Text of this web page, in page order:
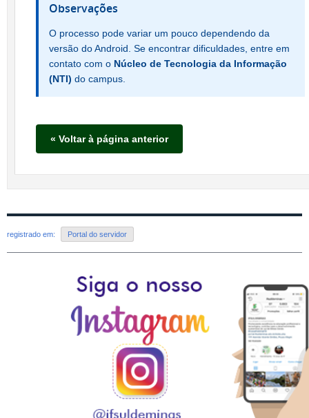
Observações
O processo pode variar um pouco dependendo da
versão do Android. Se encontrar dificuldades, entre em
contato com o Núcleo de Tecnologia da Informação
(NTI) do campus.
« Voltar à página anterior
registrado em: Portal do servidor